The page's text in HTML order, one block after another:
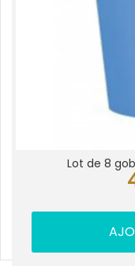
Lot de 8